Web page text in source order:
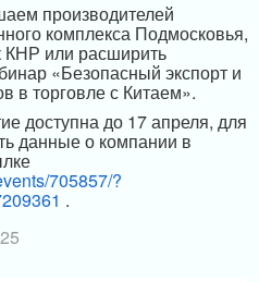
производителей
комплекса Подмосковья,
или расширить
«Безопасный экспорт и
в торговле с Китаем».
доступна до 17 апреля, для
данные о компании в
705857/?
.